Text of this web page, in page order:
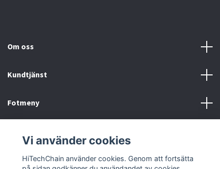
Om oss
Kundtjänst
Fotmeny
Vi använder cookies
HiTechChain använder cookies. Genom att fortsätta